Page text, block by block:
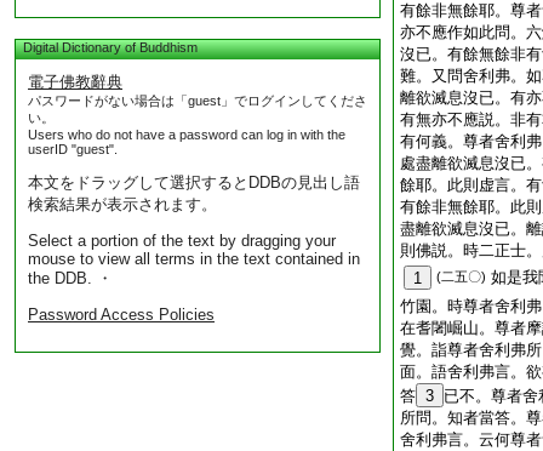
Digital Dictionary of Buddhism
電子佛教辭典
パスワードがない場合は「guest」でログインしてくださ
い。
Users who do not have a password can log in with the
userID "guest".
本文をドラッグして選択するとDDBの見出し語
検索結果が表示されます。
Select a portion of the text by dragging your
mouse to view all terms in the text contained in
the DDB. ・
Password Access Policies
有餘非無餘耶。尊
亦不應作如此問。
沒已。有餘無餘非
難。又問舍利弗。
離欲滅息沒已。有
有無亦不應説。非
有何義。尊者舍利
處盡離欲滅息沒已
餘耶。此則虚言。
有餘非無餘耶。此
盡離欲滅息沒已。
則佛説。時二正士
1
(二五〇) 如是我
竹園。時尊者舍利
在耆闍崛山。尊者
覺。詣尊者舍利弗
面。語舍利弗言。
答 3 已不。尊者
所問。知者當答。
舍利弗言。云何尊